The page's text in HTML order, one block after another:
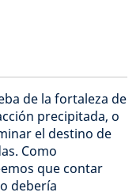
de la fortaleza de
precipitada, o
el destino de
Como
que contar
debería